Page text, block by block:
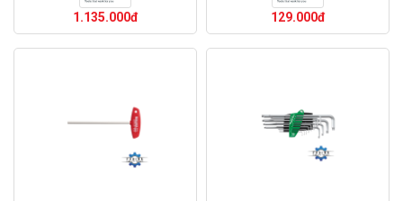
1.135.000đ 129.000đ